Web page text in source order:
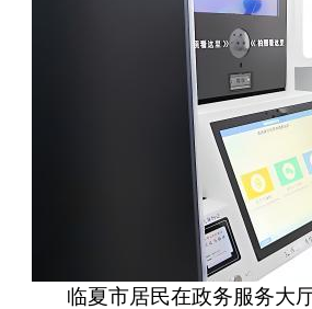
临夏市居民在政务服务大